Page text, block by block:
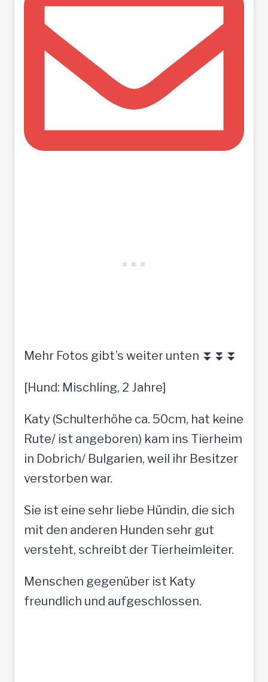
Mehr Fotos gibt’s weiter unten ⏬⏬⏬
[Hund: Mischling, 2 Jahre]
Katy (Schulterhöhe ca. 50cm, hat keine
Rute/ ist angeboren) kam ins Tierheim
in Dobrich/ Bulgarien, weil ihr Besitzer
verstorben war.
Sie ist eine sehr liebe Hündin, die sich
mit den anderen Hunden sehr gut
versteht, schreibt der Tierheimleiter.
Menschen gegenüber ist Katy
freundlich und aufgeschlossen.